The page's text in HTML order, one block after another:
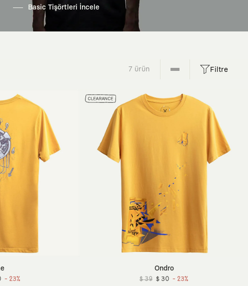
Basic Tişörtleri İncele
7 ürün Filtre
- 23%
Ondro
$ 39 $ 30 - 23%